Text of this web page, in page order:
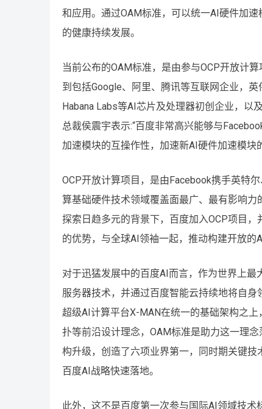
和应用。通过OAM标准，可以统一AI硬件加
的健康持续发展。
当前公布的OAM标准，是由参与OCP开放计
到包括Google、阿里、腾讯等互联网企业，
Habana Labs等AI芯片及处理器初创企业，以
总裁侯震宇表示:“百度非常高兴能够与
加速模块的互操作性，加速新AI硬件加速模
OCP开放计算项目，是由Facebook携手英特
算基础硬件技术领域覆盖面最广、最有影响
探索日趋多元的背景下，百度加入OCP项目
的优势，与全球AI领袖一起，推动构建开放的
对于迅猛发展中的百度AI而言，作为世界上
服务器技术，并通过百度智能云持续地将自
超级AI计算平台X-MAN在统一的基础架构之
扑等前沿设计理念，OAM标准是助力这一理
构升级，创造了六项业界第一，同时期关键
百度AI战略快速落地。
此外，这不是百度第一次参与国际AI领域技